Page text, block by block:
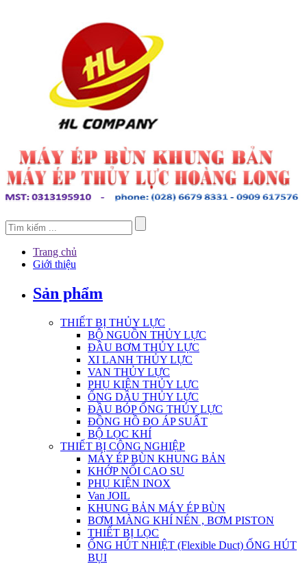
Trang chủ
Giới thiệu
Sản phẩm
THIẾT BỊ THỦY LỰC
BỘ NGUỒN THỦY LỰC
ĐẦU BƠM THỦY LỰC
XI LANH THỦY LỰC
VAN THỦY LỰC
PHỤ KIỆN THỦY LỰC
ỐNG DẦU THỦY LỰC
ĐẦU BÓP ỐNG THỦY LỰC
ĐỒNG HỒ ĐO ÁP SUẤT
BỘ LỌC KHÍ
THIẾT BỊ CÔNG NGHIỆP
MÁY ÉP BÙN KHUNG BẢN
KHỚP NỐI CAO SU
PHỤ KIỆN INOX
Van JOIL
KHUNG BẢN MÁY ÉP BÙN
BƠM MÀNG KHÍ NÉN , BƠM PISTON
THIẾT BỊ LỌC
ỐNG HÚT NHIỆT (Flexible Duct) ỐNG HÚT
BỤI